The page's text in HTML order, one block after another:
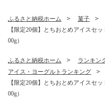
ふるさと納税ホーム 菓子
【限定20個】とちおとめアイスセ
00g）
ふるさと納税ホーム ランキン
アイス・ヨーグルトランキング
【限定20個】とちおとめアイスセ
00g）